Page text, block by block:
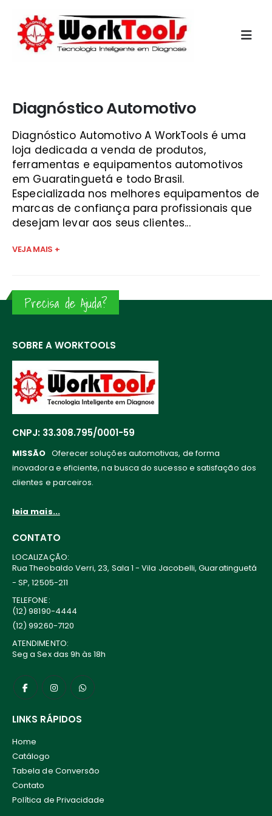
Diagnóstico Automotivo
Diagnóstico Automotivo A WorkTools é uma
loja dedicada a venda de produtos,
ferramentas e equipamentos automotivos
em Guaratinguetá e todo Brasil.
Especializada nos melhores equipamentos de
marcas de confiança para profissionais que
desejam levar aos seus clientes...
VEJA MAIS +
Precisa de Ajuda?
SOBRE A WORKTOOLS
CNPJ: 33.308.795/0001-59
MISSÃO Oferecer soluções automotivas, de forma
inovadora e eficiente, na busca do sucesso e satisfação dos
clientes e parceiros.
leia mais...
CONTATO
LOCALIZAÇÃO:
Rua Theobaldo Verri, 23, Sala 1 - Vila Jacobelli, Guaratinguetá
- SP, 12505-211
TELEFONE:
(12) 98190-4444
(12) 99260-7120
ATENDIMENTO:
Seg a Sex das 9h às 18h
LINKS RÁPIDOS
Home
Catálogo
Tabela de Conversão
Contato
Política de Privacidade